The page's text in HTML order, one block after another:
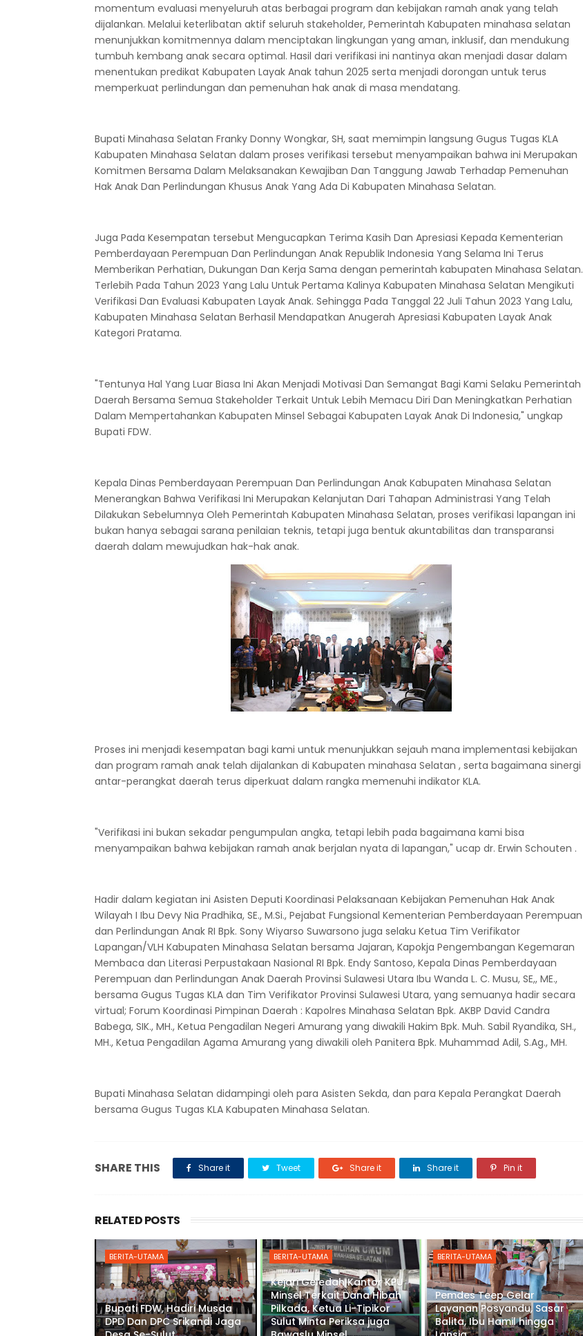
momentum evaluasi menyeluruh atas berbagai program dan kebijakan ramah anak yang telah
dijalankan. Melalui keterlibatan aktif seluruh stakeholder, Pemerintah Kabupaten minahasa selatan
menunjukkan komitmennya dalam menciptakan lingkungan yang aman, inklusif, dan mendukung
tumbuh kembang anak secara optimal. Hasil dari verifikasi ini nantinya akan menjadi dasar dalam
menentukan predikat Kabupaten Layak Anak tahun 2025 serta menjadi dorongan untuk terus
memperkuat perlindungan dan pemenuhan hak anak di masa mendatang.
Bupati Minahasa Selatan Franky Donny Wongkar, SH, saat memimpin langsung Gugus Tugas KLA
Kabupaten Minahasa Selatan dalam proses verifikasi tersebut menyampaikan bahwa ini Merupakan
Komitmen Bersama Dalam Melaksanakan Kewajiban Dan Tanggung Jawab Terhadap Pemenuhan
Hak Anak Dan Perlindungan Khusus Anak Yang Ada Di Kabupaten Minahasa Selatan.
Juga Pada Kesempatan tersebut Mengucapkan Terima Kasih Dan Apresiasi Kepada Kementerian
Pemberdayaan Perempuan Dan Perlindungan Anak Republik Indonesia Yang Selama Ini Terus
Memberikan Perhatian, Dukungan Dan Kerja Sama dengan pemerintah kabupaten Minahasa Selatan.
Terlebih Pada Tahun 2023 Yang Lalu Untuk Pertama Kalinya Kabupaten Minahasa Selatan Mengikuti
Verifikasi Dan Evaluasi Kabupaten Layak Anak. Sehingga Pada Tanggal 22 Juli Tahun 2023 Yang Lalu,
Kabupaten Minahasa Selatan Berhasil Mendapatkan Anugerah Apresiasi Kabupaten Layak Anak
Kategori Pratama.
"Tentunya Hal Yang Luar Biasa Ini Akan Menjadi Motivasi Dan Semangat Bagi Kami Selaku Pemerintah
Daerah Bersama Semua Stakeholder Terkait Untuk Lebih Memacu Diri Dan Meningkatkan Perhatian
Dalam Mempertahankan Kabupaten Minsel Sebagai Kabupaten Layak Anak Di Indonesia," ungkap
Bupati FDW.
Kepala Dinas Pemberdayaan Perempuan Dan Perlindungan Anak Kabupaten Minahasa Selatan
Menerangkan Bahwa Verifikasi Ini Merupakan Kelanjutan Dari Tahapan Administrasi Yang Telah
Dilakukan Sebelumnya Oleh Pemerintah Kabupaten Minahasa Selatan, proses verifikasi lapangan ini
bukan hanya sebagai sarana penilaian teknis, tetapi juga bentuk akuntabilitas dan transparansi
daerah dalam mewujudkan hak-hak anak.
Proses ini menjadi kesempatan bagi kami untuk menunjukkan sejauh mana implementasi kebijakan
dan program ramah anak telah dijalankan di Kabupaten minahasa Selatan , serta bagaimana sinergi
antar-perangkat daerah terus diperkuat dalam rangka memenuhi indikator KLA.
"Verifikasi ini bukan sekadar pengumpulan angka, tetapi lebih pada bagaimana kami bisa
menyampaikan bahwa kebijakan ramah anak berjalan nyata di lapangan," ucap dr. Erwin Schouten .
Hadir dalam kegiatan ini Asisten Deputi Koordinasi Pelaksanaan Kebijakan Pemenuhan Hak Anak
Wilayah I Ibu Devy Nia Pradhika, SE., M.Si., Pejabat Fungsional Kementerian Pemberdayaan Perempuan
dan Perlindungan Anak RI Bpk. Sony Wiyarso Suwarsono juga selaku Ketua Tim Verifikator
Lapangan/VLH Kabupaten Minahasa Selatan bersama Jajaran, Kapokja Pengembangan Kegemaran
Membaca dan Literasi Perpustakaan Nasional RI Bpk. Endy Santoso, Kepala Dinas Pemberdayaan
Perempuan dan Perlindungan Anak Daerah Provinsi Sulawesi Utara Ibu Wanda L. C. Musu, SE,, ME.,
bersama Gugus Tugas KLA dan Tim Verifikator Provinsi Sulawesi Utara, yang semuanya hadir secara
virtual; Forum Koordinasi Pimpinan Daerah : Kapolres Minahasa Selatan Bpk. AKBP David Candra
Babega, SIK., MH., Ketua Pengadilan Negeri Amurang yang diwakili Hakim Bpk. Muh. Sabil Ryandika, SH.,
MH., Ketua Pengadilan Agama Amurang yang diwakili oleh Panitera Bpk. Muhammad Adil, S.Ag., MH.
Bupati Minahasa Selatan didampingi oleh para Asisten Sekda, dan para Kepala Perangkat Daerah
bersama Gugus Tugas KLA Kabupaten Minahasa Selatan.
SHARE THIS Share it Tweet Share it Share it Pin it
RELATED POSTS
BERITA-UTAMA
Bupati FDW, Hadiri Musda
DPD Dan DPC Srikandi Jaga
BERITA-UTAMA
Kejari Geledah Kantor KPU
Minsel Terkait Dana Hibah
Pilkada, Ketua Li-Tipikor
Sulut Minta Periksa juga
BERITA-UTAMA
Pemdes Teep Gelar
Layanan Posyandu, Sasar
Balita, Ibu Hamil hingga